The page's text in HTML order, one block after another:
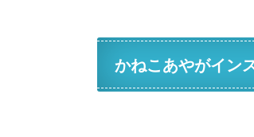
かねこあやがイン